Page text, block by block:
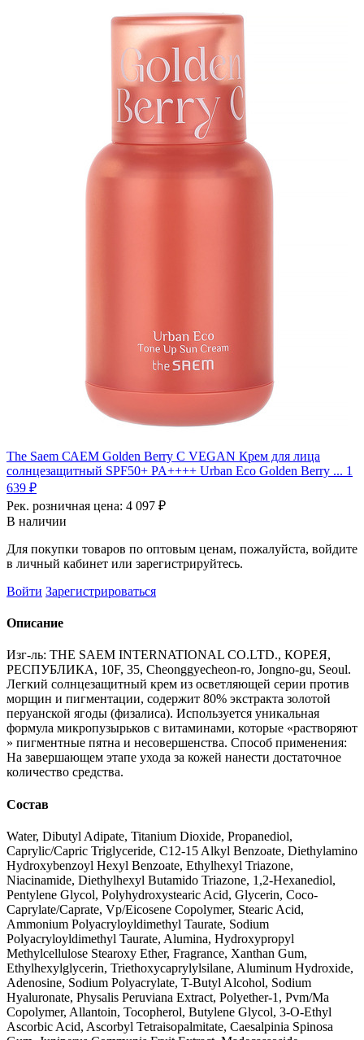
The Saem САЕМ Golden Berry C VEGAN Крем для лица
солнцезащитный SPF50+ PA++++ Urban Eco Golden Berry ... 1
639 ₽
Рек. розничная цена: 4 097 ₽
В наличии
Для покупки товаров по оптовым ценам, пожалуйста, войдите
в личный кабинет или зарегистрируйтесь.
Войти Зарегистрироваться
Описание
Изг-ль: THE SAEM INTERNATIONAL CO.LTD., КОРЕЯ,
РЕСПУБЛИКА, 10F, 35, Cheonggyecheon-ro, Jongno-gu, Seoul.
Легкий солнцезащитный крем из осветляющей серии против
морщин и пигментации, содержит 80% экстракта золотой
перуанской ягоды (физалиса). Используется уникальная
формула микропузырьков с витаминами, которые «растворяют
» пигментные пятна и несовершенства. Способ применения:
На завершающем этапе ухода за кожей нанести достаточное
количество средства.
Состав
Water, Dibutyl Adipate, Titanium Dioxide, Propanediol,
Caprylic/Capric Triglyceride, C12-15 Alkyl Benzoate, Diethylamino
Hydroxybenzoyl Hexyl Benzoate, Ethylhexyl Triazone,
Niacinamide, Diethylhexyl Butamido Triazone, 1,2-Hexanediol,
Pentylene Glycol, Polyhydroxystearic Acid, Glycerin, Coco-
Caprylate/Caprate, Vp/Eicosene Copolymer, Stearic Acid,
Ammonium Polyacryloyldimethyl Taurate, Sodium
Polyacryloyldimethyl Taurate, Alumina, Hydroxypropyl
Methylcellulose Stearoxy Ether, Fragrance, Xanthan Gum,
Ethylhexylglycerin, Triethoxycaprylylsilane, Aluminum Hydroxide,
Adenosine, Sodium Polyacrylate, T-Butyl Alcohol, Sodium
Hyaluronate, Physalis Peruviana Extract, Polyether-1, Pvm/Ma
Copolymer, Allantoin, Tocopherol, Butylene Glycol, 3-O-Ethyl
Ascorbic Acid, Ascorbyl Tetraisopalmitate, Caesalpinia Spinosa